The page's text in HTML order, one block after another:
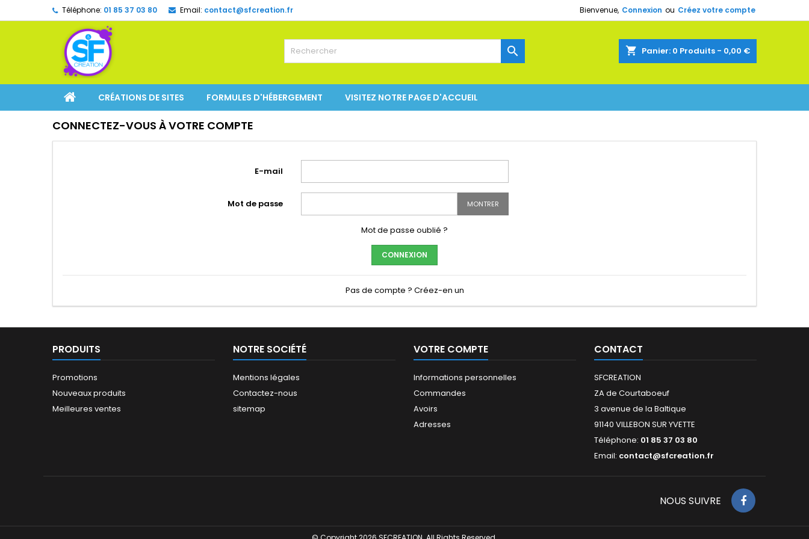
Téléphone: 01 85 37 03 80 Email: contact@sfcreation.fr Bienvenue, Connexion ou Créez votre compte
shopping_cart Panier: 0 Produits - 0,00 €

CRÉATIONS DE SITES FORMULES D'HÉBERGEMENT VISITEZ NOTRE PAGE D'ACCUEIL
CONNECTEZ-VOUS À VOTRE COMPTE
E-mail
Mot de passe MONTRER
Mot de passe oublié ?
CONNEXION
Pas de compte ? Créez-en un
PRODUITS
Promotions
Nouveaux produits
Meilleures ventes
NOTRE SOCIÉTÉ
Mentions légales
Contactez-nous
sitemap
VOTRE COMPTE
Informations personnelles
Commandes
Avoirs
Adresses
CONTACT
SFCREATION
ZA de Courtaboeuf
3 avenue de la Baltique
91140 VILLEBON SUR YVETTE
Téléphone: 01 85 37 03 80
Email: contact@sfcreation.fr
NOUS SUIVRE